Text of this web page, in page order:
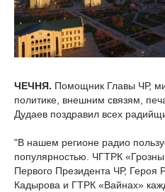
ЧЕЧНЯ. Помощник Главы ЧР,
политике, внешним связям,
Дудаев поздравил всех
"В нашем регионе радио
популярностью. ЧГТРК
Первого Президента ЧР, Героя
Кадырова и ГТРК «Вайнах»